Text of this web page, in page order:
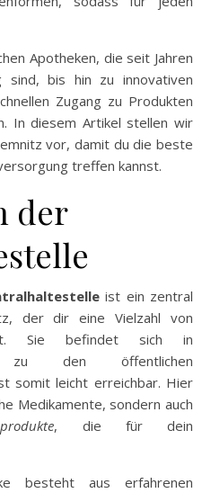
Apotheken, die seit Jahren
sind, bis hin zu innovativen
Zugang zu Produkten
In diesem Artikel stellen wir
vor, damit du die beste
treffen kannst.
der
ist ein zentral
der dir eine Vielzahl von
Sie befindet sich in
zu den öffentlichen
somit leicht erreichbar. Hier
Medikamente, sondern auch
, die für dein
besteht aus erfahrenen